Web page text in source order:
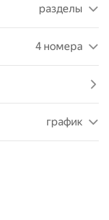
разделы
4 номера
график